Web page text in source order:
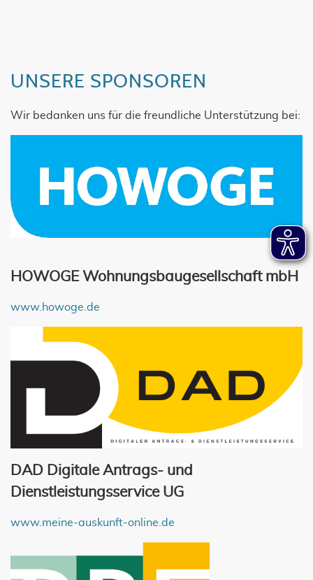
UNSERE SPONSOREN
Wir bedanken uns für die freundliche Unterstützung bei:
HOWOGE Wohnungsbaugesellschaft mbH
www.howoge.de
DAD Digitale Antrags- und
Dienstleistungsservice UG
www.meine-auskunft-online.de